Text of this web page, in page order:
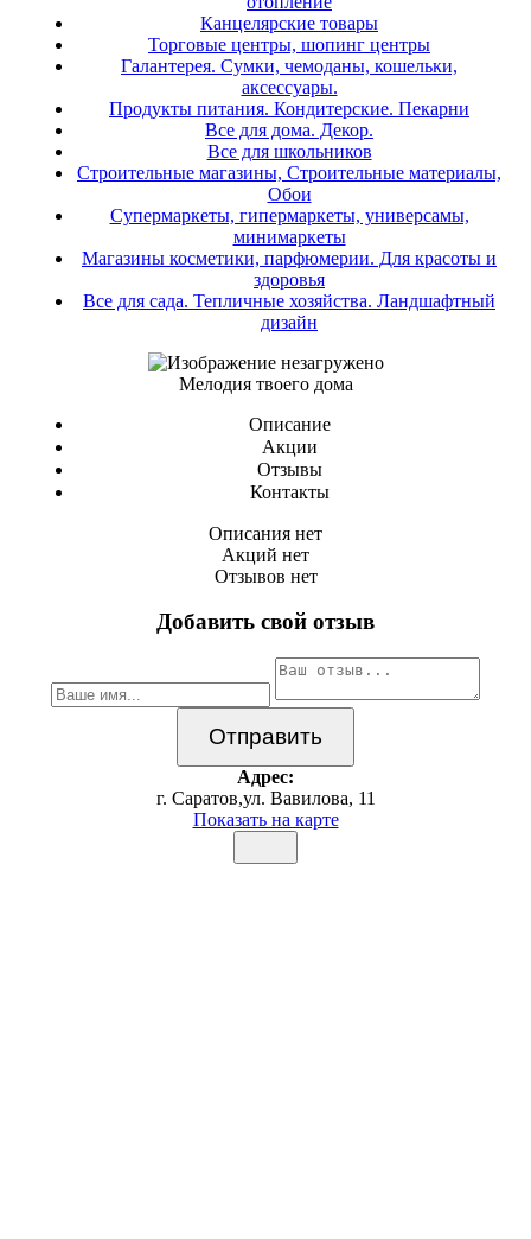
Канцелярские товары
Торговые центры, шопинг центры
Галантерея. Сумки, чемоданы, кошельки,
аксессуары.
Продукты питания. Кондитерские. Пекарни
Все для дома. Декор.
Все для школьников
Строительные магазины, Строительные материалы,
Обои
Супермаркеты, гипермаркеты, универсамы,
минимаркеты
Магазины косметики, парфюмерии. Для красоты и
здоровья
Все для сада. Тепличные хозяйства. Ландшафтный
дизайн
Мелодия твоего дома
Описание
Акции
Отзывы
Контакты
Описания нет
Акций нет
Отзывов нет
Добавить свой отзыв
Адрес:
г. Саратов,ул. Вавилова, 11
Показать на карте